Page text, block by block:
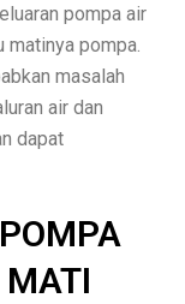
pompa air
matinya pompa.
masalah
air dan
dapat